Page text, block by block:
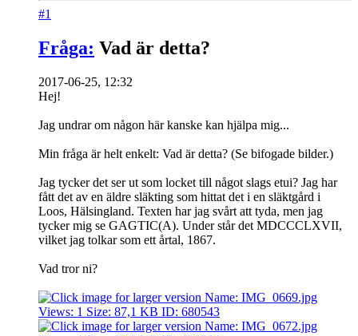
#1
Fråga: Vad är detta?
2017-06-25, 12:32
Hej!
Jag undrar om någon här kanske kan hjälpa mig...
Min fråga är helt enkelt: Vad är detta? (Se bifogade bilder.)
Jag tycker det ser ut som locket till något slags etui? Jag har
fått det av en äldre släkting som hittat det i en släktgård i
Loos, Hälsingland. Texten har jag svårt att tyda, men jag
tycker mig se GAGTIC(A). Under står det MDCCCLXVII,
vilket jag tolkar som ett årtal, 1867.
Vad tror ni?